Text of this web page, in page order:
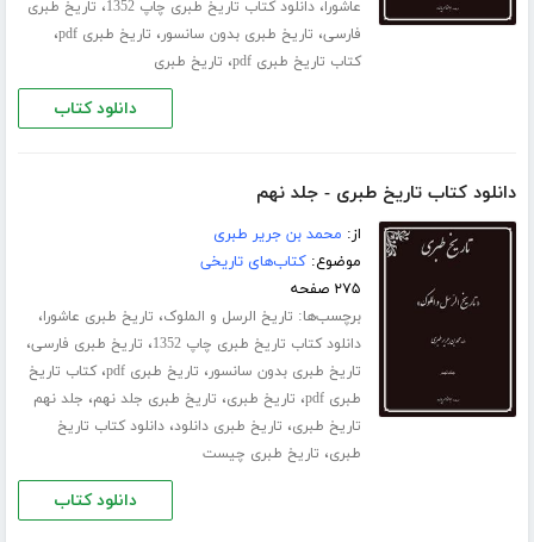
عاشورا،دانلود کتاب تاریخ طبری چاپ 1352 ، تاریخ طبری
فارسی، تاریخ طبری بدون سانسور، تاریخ طبری pdf ،
کتاب تاریخ طبری pdf ، تاریخ طبری
دانلود کتاب
دانلود کتاب تاریخ طبری - جلد نهم
از: محمد بن جریر طبری
موضوع:کتاب‌های تاریخی
۲۷۵ صفحه
برچسب‌ها: تاریخ الرسل و الملوک، تاریخ طبری عاشورا،
دانلود کتاب تاریخ طبری چاپ 1352 ، تاریخ طبری فارسی،
تاریخ طبری بدون سانسور، تاریخ طبری pdf ،کتاب تاریخ
طبری pdf
، تاریخ طبری، تاریخ طبری جلد نهم، جلد نهم
تاریخ طبری، تاریخ طبری دانلود،دانلود کتاب تاریخ
طبری، تاریخ طبری چیست
دانلود کتاب